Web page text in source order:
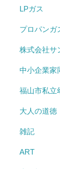
LPガス
プロパンガ
株式会社サ
中小企業家
福山市私立
大人の道徳
雑記
ART